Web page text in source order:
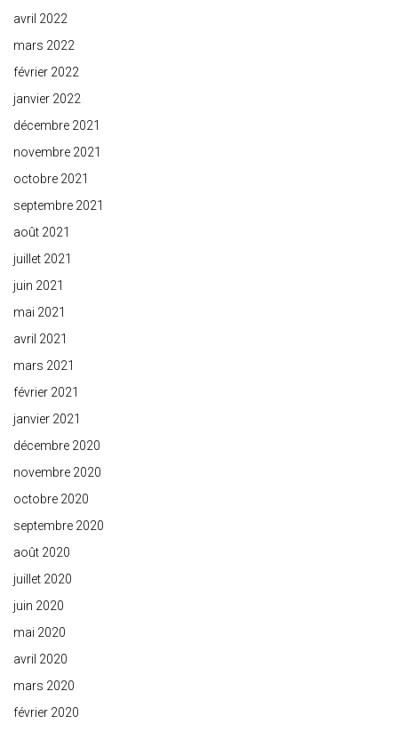
avril 2022
mars 2022
février 2022
janvier 2022
décembre 2021
novembre 2021
octobre 2021
septembre 2021
août 2021
juillet 2021
juin 2021
mai 2021
avril 2021
mars 2021
février 2021
janvier 2021
décembre 2020
novembre 2020
octobre 2020
septembre 2020
août 2020
juillet 2020
juin 2020
mai 2020
avril 2020
mars 2020
février 2020